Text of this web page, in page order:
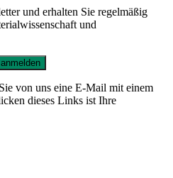
und erhalten Sie regelmäßig
und
anmelden
von uns eine E-Mail mit einem
dieses Links ist Ihre